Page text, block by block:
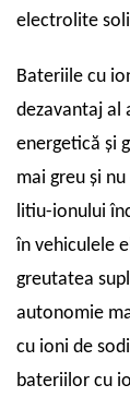
electrolite
Bateriile cu
dezavantaj al
energetică și
mai greu și
litiu-ionului
în vehiculele
greutatea
autonomie
cu ioni de
bateriilor cu